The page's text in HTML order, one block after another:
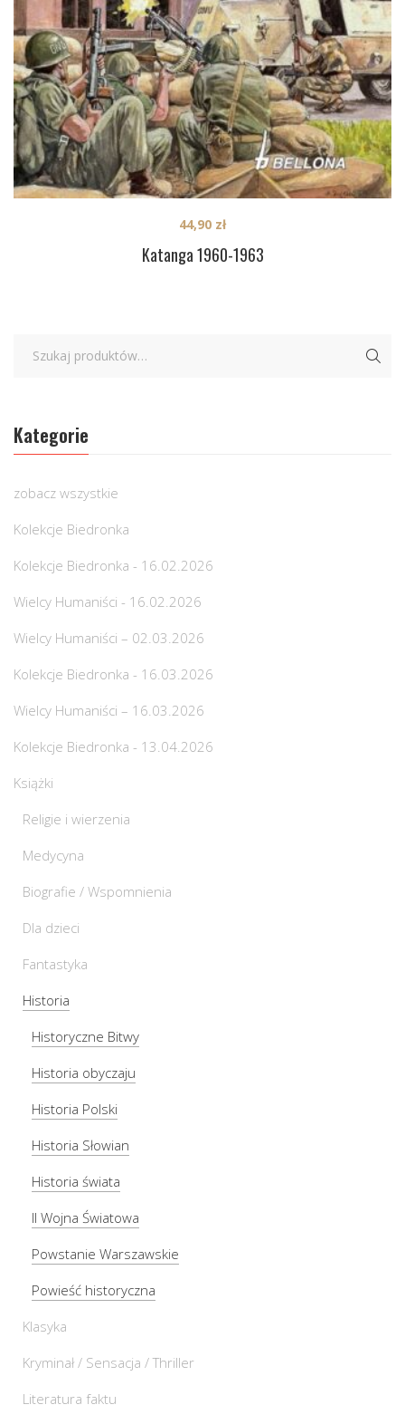
Katanga 1960-1963
44,90 zł
Kategorie
zobacz wszystkie
Kolekcje Biedronka
Kolekcje Biedronka - 16.02.2026
Wielcy Humaniści - 16.02.2026
Wielcy Humaniści – 02.03.2026
Kolekcje Biedronka - 16.03.2026
Wielcy Humaniści – 16.03.2026
Kolekcje Biedronka - 13.04.2026
Książki
Religie i wierzenia
Medycyna
Biografie / Wspomnienia
Dla dzieci
Fantastyka
Historia
Historyczne Bitwy
Historia obyczaju
Historia Polski
Historia Słowian
Historia świata
II Wojna Światowa
Powstanie Warszawskie
Powieść historyczna
Klasyka
Kryminał / Sensacja / Thriller
Literatura faktu